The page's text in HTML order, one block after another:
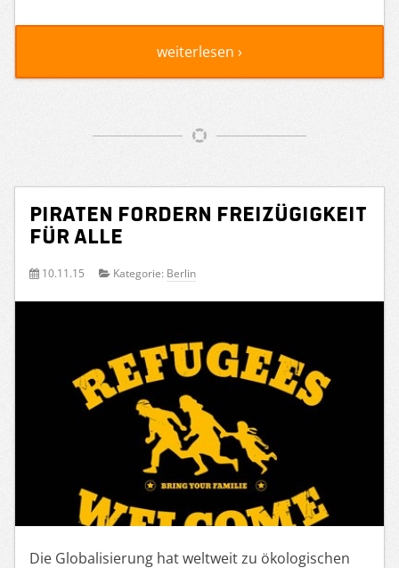
weiterlesen ›
PIRATEN fordern Freizügigkeit
für alle
10.11.15 Kategorie: Berlin
Die Globalisierung hat weltweit zu ökologischen